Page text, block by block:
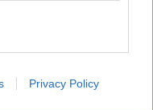
Privacy Policy
realtà